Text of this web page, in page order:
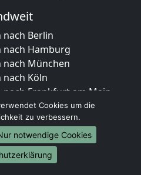
Berlin
nach Hamburg
nach München
Köln
Frankfurt am Main
nach Stuttgart
nach Düsseldorf
nach Leipzig
nach Dortmund
nach Essen
Cookies um die
zu verbessern.
notwendige Cookies